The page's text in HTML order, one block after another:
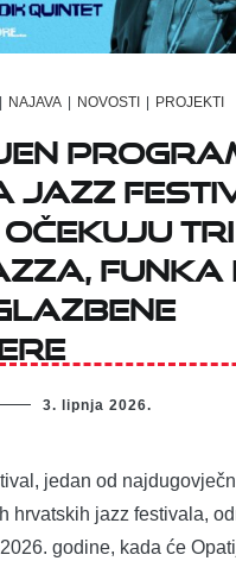
NAJAVA NOVOSTI PROJEKTI
Jazz
očekuju tri
funka
3. lipnja 2026.
jedan od
hrvatskih jazz festivala,
godine, kada će